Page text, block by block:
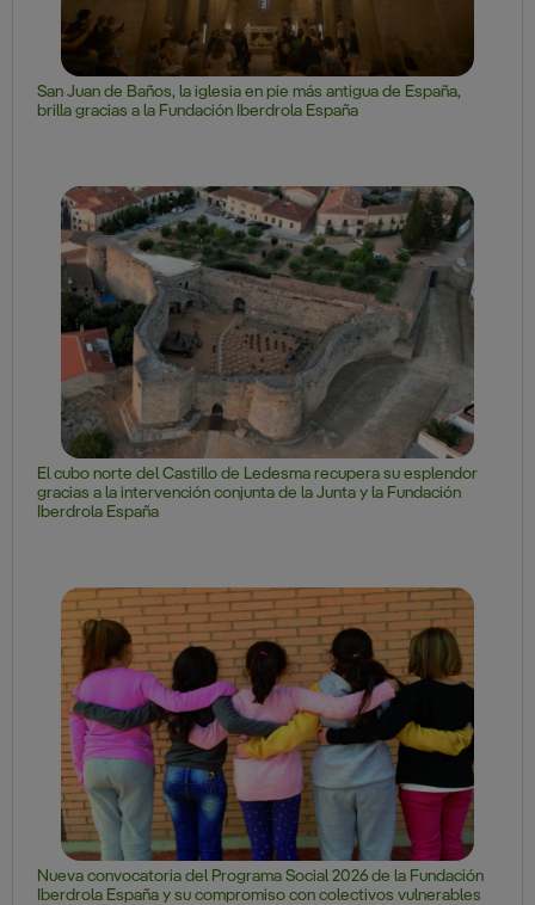
San Juan de Baños, la iglesia en pie más antigua de España,
brilla gracias a la Fundación Iberdrola España
El cubo norte del Castillo de Ledesma recupera su esplendor
gracias a la intervención conjunta de la Junta y la Fundación
Iberdrola España
Nueva convocatoria del Programa Social 2026 de la Fundación
Iberdrola España y su compromiso con colectivos vulnerables